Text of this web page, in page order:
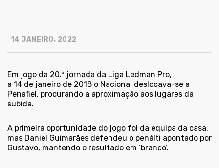
14 JANEIRO, 2022
Em jogo da 20.ª jornada da Liga Ledman Pro,
a 14 de janeiro de 2018 o Nacional deslocava-se a
Penafiel, procurando a aproximação aos lugares da
subida.
A primeira oportunidade do jogo foi da equipa da casa,
mas Daniel Guimarães defendeu o penálti apontado por
Gustavo, mantendo o resultado em ‘branco’.